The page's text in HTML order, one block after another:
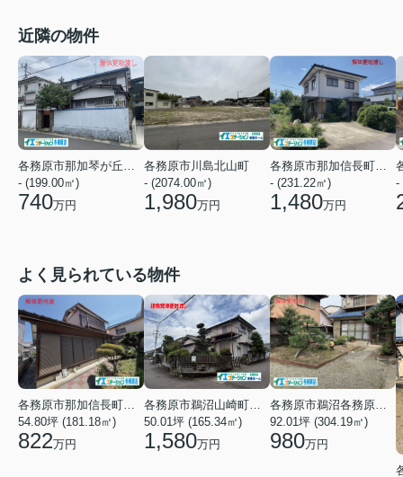
近隣の物件
各務原市那加琴が丘町１丁目
- (199.00㎡)
740万円
各務原市川島北山町
- (2074.00㎡)
1,980万円
各務原市那加信長町２丁目
- (231.22㎡)
1,480万円
-
よく見られている物件
各務原市那加信長町３丁目
54.80坪 (181.18㎡)
822万円
各務原市鵜沼山崎町３丁目
50.01坪 (165.34㎡)
1,580万円
各務原市鵜沼各務原町３丁目
92.01坪 (304.19㎡)
980万円